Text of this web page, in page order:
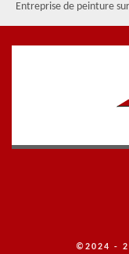
Entreprise de peinture
©2024 -